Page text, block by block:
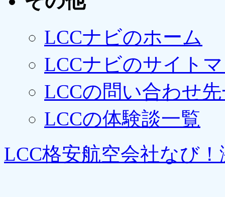
LCCナビのホーム
LCCナビのサイト
LCCの問い合わせ
LCCの体験談一覧
LCC格安航空会社なび